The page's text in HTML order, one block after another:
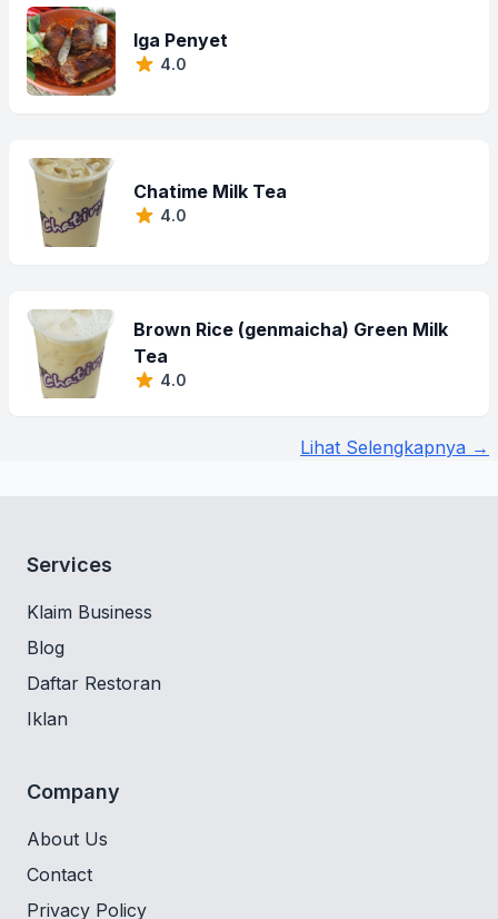
Iga Penyet
4.0
Chatime Milk Tea
4.0
Brown Rice (genmaicha) Green Milk
Tea
4.0
Lihat Selengkapnya →
Services
Klaim Business
Blog
Daftar Restoran
Iklan
Company
About Us
Contact
Privacy Policy